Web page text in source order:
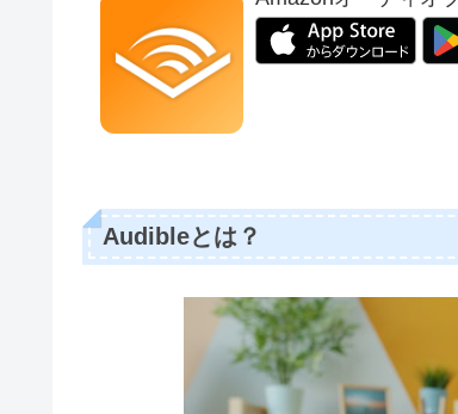
Audibleとは？